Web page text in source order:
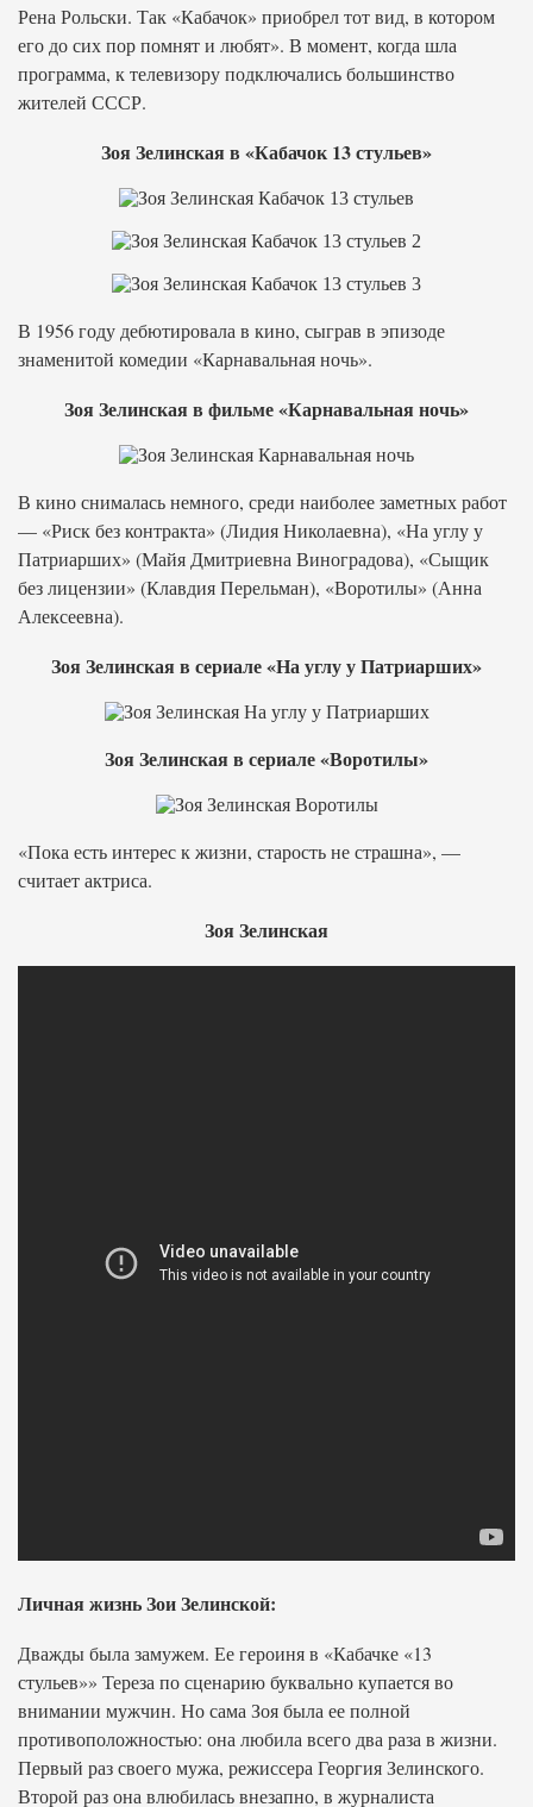
Рена Рольски. Так «Кабачок» приобрел тот вид, в котором
его до сих пор помнят и любят». В момент, когда шла
программа, к телевизору подключались большинство
жителей СССР.
Зоя Зелинская в «Кабачок 13 стульев»
В 1956 году дебютировала в кино, сыграв в эпизоде
знаменитой комедии «Карнавальная ночь».
Зоя Зелинская в фильме «Карнавальная ночь»
В кино снималась немного, среди наиболее заметных работ
— «Риск без контракта» (Лидия Николаевна), «На углу у
Патриарших» (Майя Дмитриевна Виноградова), «Сыщик
без лицензии» (Клавдия Перельман), «Воротилы» (Анна
Алексеевна).
Зоя Зелинская в сериале «На углу у Патриарших»
Зоя Зелинская в сериале «Воротилы»
«Пока есть интерес к жизни, старость не страшна», —
считает актриса.
Зоя Зелинская
Личная жизнь Зои Зелинской:
Дважды была замужем. Ее героиня в «Кабачке «13
стульев»» Тереза по сценарию буквально купается во
внимании мужчин. Но сама Зоя была ее полной
противоположностью: она любила всего два раза в жизни.
Первый раз своего мужа, режиссера Георгия Зелинского.
Второй раз она влюбилась внезапно, в журналиста